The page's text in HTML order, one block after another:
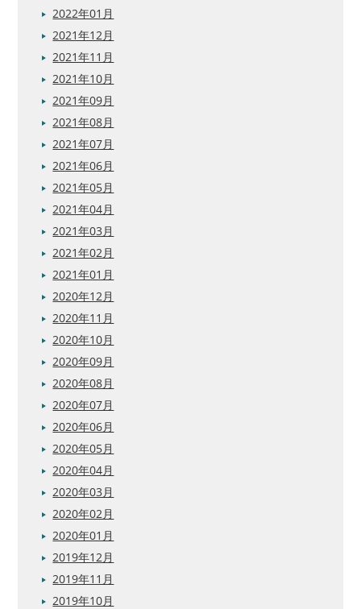
2022年01月
2021年12月
2021年11月
2021年10月
2021年09月
2021年08月
2021年07月
2021年06月
2021年05月
2021年04月
2021年03月
2021年02月
2021年01月
2020年12月
2020年11月
2020年10月
2020年09月
2020年08月
2020年07月
2020年06月
2020年05月
2020年04月
2020年03月
2020年02月
2020年01月
2019年12月
2019年11月
2019年10月